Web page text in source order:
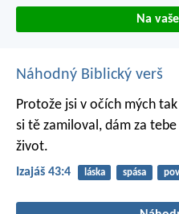
Na
Náhodný Biblický verš
Protože jsi v očích mých
si tě zamiloval, dám za
život.
Izajáš 43:4 láska spása